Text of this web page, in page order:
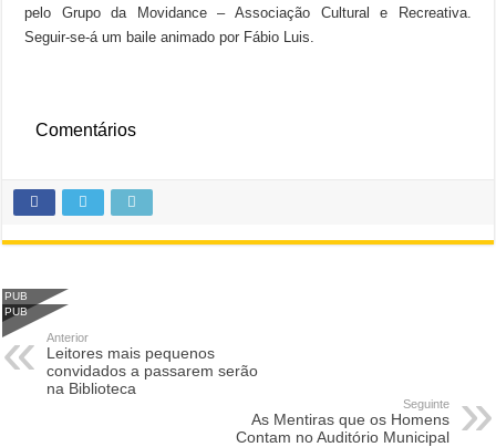
pelo Grupo da Movidance – Associação Cultural e Recreativa.
Seguir-se-á um baile animado por Fábio Luis.
Comentários
PUB
PUB
Anterior
Leitores mais pequenos
convidados a passarem serão
na Biblioteca
Seguinte
As Mentiras que os Homens
Contam no Auditório Municipal